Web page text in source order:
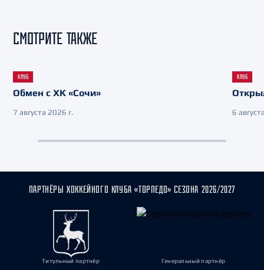
СМОТРИТЕ ТАКЖЕ
КЛУБ
Обмен с ХК «Сочи»
7 августа 2026 г.
КЛУБ
6
ПАРТНЁРЫ ХОККЕЙНОГО КЛУБА «ТОРПЕДО» СЕЗОНА 2026/2027
Титульный партнёр Генеральный партнёр